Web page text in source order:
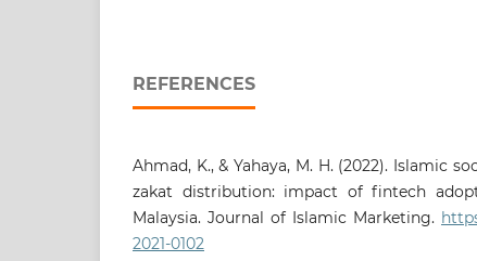
REFERENCES
Ahmad, K., & Yahaya, M. H. (2022). Islamic
zakat distribution: impact of fintech
Malaysia. Journal of Islamic Marketing.
2021-0102